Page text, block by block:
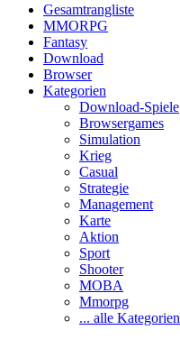
Gesamtrangliste
MMORPG
Fantasy
Download
Browser
Kategorien
Download-Spiele
Browsergames
Simulation
Krieg
Casual
Strategie
Management
Karte
Aktion
Sport
Shooter
MOBA
Mmorpg
... alle Kategorien